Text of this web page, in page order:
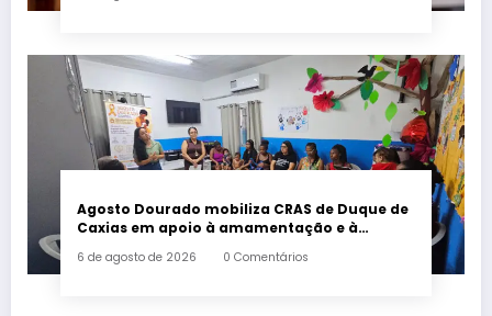
Agosto Dourado mobiliza CRAS de Duque de
Caxias em apoio à amamentação e à
6 de agosto de 2026 0 Comentários